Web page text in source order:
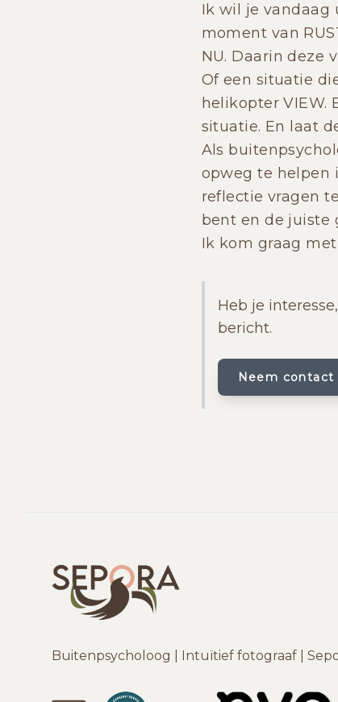
Ik wil je vandaag
moment van
NU. Daarin deze
Of een situatie
helikopter VIEW.
situatie. En laat
Als
opweg te helpen
reflectie vragen
bent en de juiste
Ik kom graag
Heb je
bericht.
Neem contact
Buitenpsycholoog | Intuïtief fotograaf |